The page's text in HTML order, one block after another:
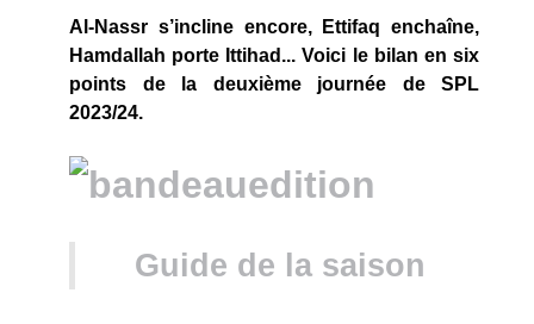
Al-Nassr s’incline encore, Ettifaq enchaîne,
Hamdallah porte Ittihad... Voici le bilan en six
points de la deuxième journée de SPL
2023/24.
Guide de la saison